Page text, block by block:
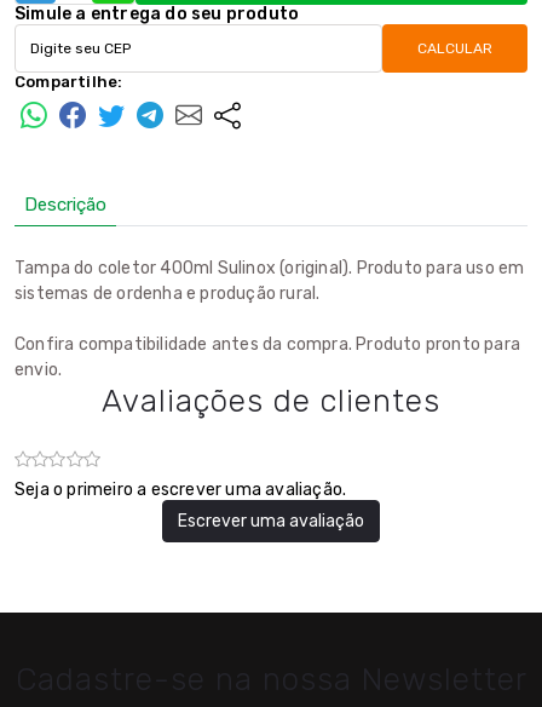
Simule a entrega do seu produto
CALCULAR
Compartilhe:
Descrição
Tampa do coletor 400ml Sulinox (original). Produto para uso em
sistemas de ordenha e produção rural.
Confira compatibilidade antes da compra. Produto pronto para
envio.
Avaliações de clientes
Seja o primeiro a escrever uma avaliação.
Escrever uma avaliação
Cadastre-se na nossa Newsletter